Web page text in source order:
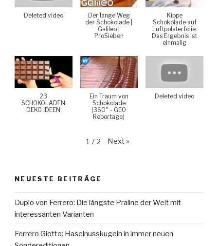
Deleted video
Der lange Weg
der Schokolade |
Galileo |
ProSieben
Kippe
Schokolade auf
Luftpolsterfolie:
Das Ergebnis ist
einmalig
23
SCHOKOLADEN
DEKO IDEEN
Ein Traum von
Schokolade
(360° - GEO
Reportage)
Deleted video
1 / 2 Next »
NEUESTE BEITRÄGE
Duplo von Ferrero: Die längste Praline der Welt mit
interessanten Varianten
Ferrero Giotto: Haselnusskugeln in immer neuen